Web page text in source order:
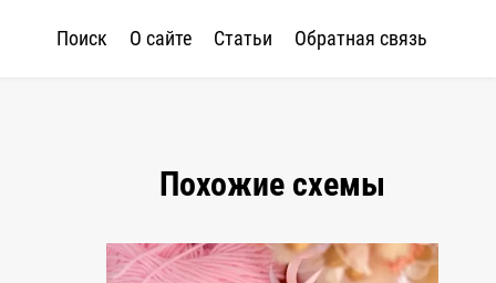
Поиск О сайте Статьи Обратная связь
Похожие схемы